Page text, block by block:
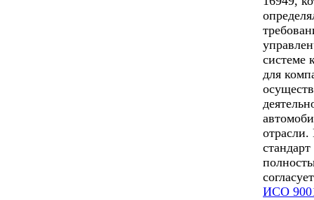
системе
для
стандарт
ИСО